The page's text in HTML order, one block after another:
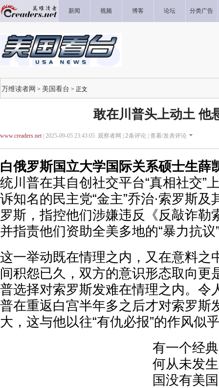
新闻 视频 博客 论坛 分类广告
万维读者网 > 美国看台 > 正文
敢在川普头上动土 他
www.creaders.net| 2025-09-05 23:43:05 观察者网 | 2条评论 | 查看/发表评论
白俄罗斯国立大学国际关系硕士生薛
统川普在其自创社交平台“真相社交”
诉知名的民主党“金主”乔治·索罗斯及
罗斯，指控他们涉嫌违反《反敲诈勒
并指责他们资助全美多地的“暴力抗议
这一举动既在情理之内，又在意料之
间积怨已久，双方的意识形态取向更
普选择对索罗斯发难在情理之内。令
普在重返白宫半年多之后才对索罗斯
大，这与他以往“有仇必报”的作风似
有一个经
何从未发
国没有美